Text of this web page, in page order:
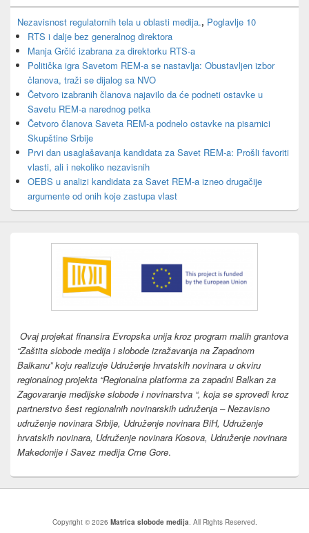
Nezavisnost regulatornih tela u oblasti medija., Poglavlje 10
RTS i dalje bez generalnog direktora
Manja Grčić izabrana za direktorku RTS-a
Politička igra Savetom REM-a se nastavlja: Obustavljen izbor
članova, traži se dijalog sa NVO
Četvoro izabranih članova najavilo da će podneti ostavke u
Savetu REM-a narednog petka
Četvoro članova Saveta REM-a podnelo ostavke na pisarnici
Skupštine Srbije
Prvi dan usaglašavanja kandidata za Savet REM-a: Prošli favoriti
vlasti, ali i nekoliko nezavisnih
OEBS u analizi kandidata za Savet REM-a izneo drugačije
argumente od onih koje zastupa vlast
Ovaj projekat finansira Evropska unija kroz program malih grantova
“Zaštita slobode medija i slobode izražavanja na Zapadnom
Balkanu” koju realizuje Udruženje hrvatskih novinara u okviru
regionalnog projekta “Regionalna platforma za zapadni Balkan za
Zagovaranje medijske slobode i novinarstva “, koja se sprovedi kroz
partnerstvo šest regionalnih novinarskih udruženja – Nezavisno
udruženje novinara Srbije, Udruženje novinara BiH, Udruženje
hrvatskih novinara, Udruženje novinara Kosova, Udruženje novinara
Makedonije i Savez medija Crne Gore.
Copyright © 2026 Matrica slobode medija. All Rights Reserved.